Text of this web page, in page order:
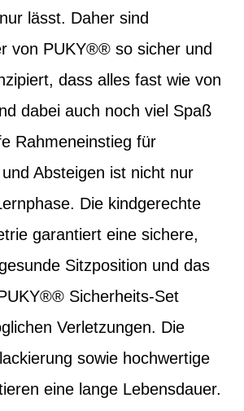
lässt. Daher sind
von PUKY®® so sicher und
dass alles fast wie von
dabei auch noch viel Spaß
Rahmeneinstieg für
Absteigen ist nicht nur
Die kindgerechte
garantiert eine sichere,
Sitzposition und das
Sicherheits-Set
Verletzungen. Die
sowie hochwertige
eine lange Lebensdauer.